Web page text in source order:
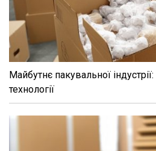
Майбутнє пакувальної
технології